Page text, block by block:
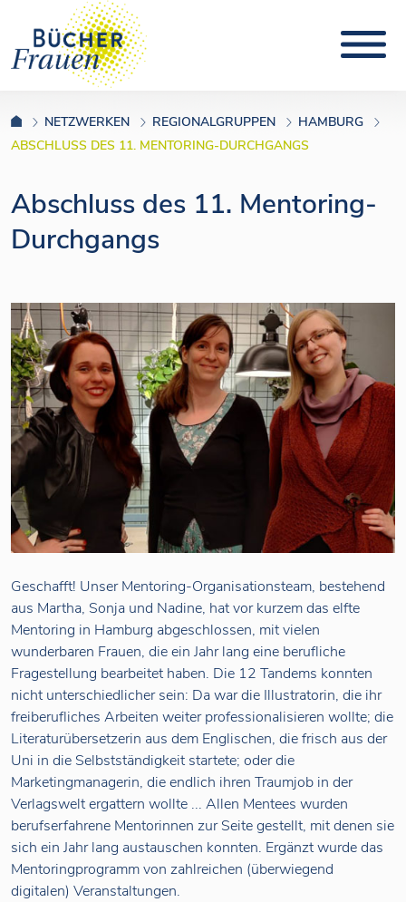
NETZWERKEN REGIONALGRUPPEN
HAMBURG
ABSCHLUSS DES 11. MENTORING-DURCHGANGS
Abschluss des 11. Mentoring-
Durchgangs
Geschafft! Unser Mentoring-Organisationsteam, bestehend
aus Martha, Sonja und Nadine, hat vor kurzem das elfte
Mentoring in Hamburg abgeschlossen, mit vielen
wunderbaren Frauen, die ein Jahr lang eine berufliche
Fragestellung bearbeitet haben. Die 12 Tandems konnten
nicht unterschiedlicher sein: Da war die Illustratorin, die ihr
freiberufliches Arbeiten weiter professionalisieren wollte; die
Literaturübersetzerin aus dem Englischen, die frisch aus der
Uni in die Selbstständigkeit startete; oder die
Marketingmanagerin, die endlich ihren Traumjob in der
Verlagswelt ergattern wollte ... Allen Mentees wurden
berufserfahrene Mentorinnen zur Seite gestellt, mit denen sie
sich ein Jahr lang austauschen konnten. Ergänzt wurde das
Mentoringprogramm von zahlreichen (überwiegend
digitalen) Veranstaltungen.